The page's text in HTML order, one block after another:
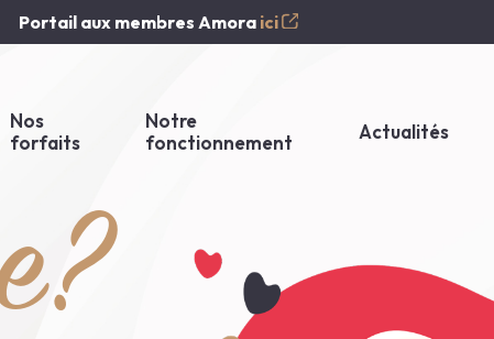
Portail aux membres Amora ici
Nos
forfaits
Notre
fonctionnement
Actualités